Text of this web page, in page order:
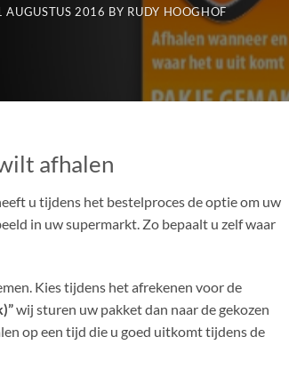
AUGUSTUS 2016 BY RUDY HOOGHOF
afhalen
u tijdens het bestelproces de optie om uw
in uw supermarkt. Zo bepaalt u zelf waar
Kies tijdens het afrekenen voor de
wij sturen uw pakket dan naar de gekozen
op een tijd die u goed uitkomt tijdens de